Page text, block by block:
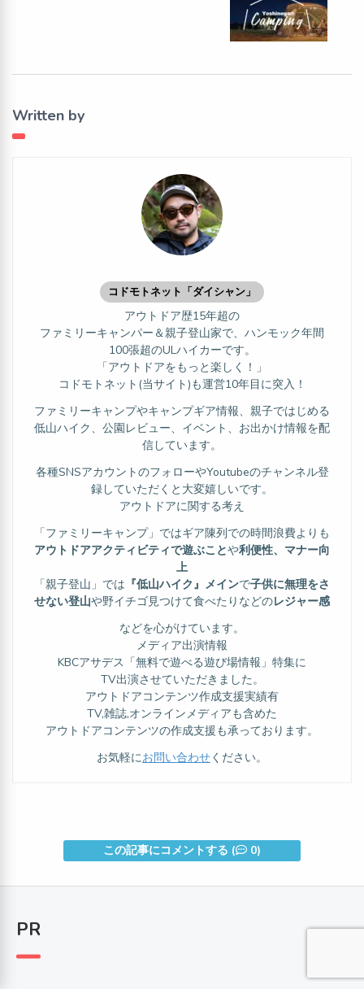
Written by
コドモトネット「ダイシャン」
アウトドア歴15年超の
ファミリーキャンパー＆親子登山家で、ハンモック年間
100張超のULハイカーです。
「アウトドアをもっと楽しく！」
コドモトネット(当サイト)も運営10年目に突入！
ファミリーキャンプやキャンプギア情報、親子ではじめる
低山ハイク、公園レビュー、イベント、お出かけ情報を配
信しています。
各種SNSアカウントのフォローやYoutubeのチャンネル登
録していただくと大変嬉しいです。
アウトドアに関する考え
「ファミリーキャンプ」ではギア陳列での時間浪費よりも
アウトドアアクティビティで遊ぶことや利便性、マナー向
上
「親子登山」では 『低山ハイク』メインで子供に無理をさ
せない登山や野イチゴ見つけて食べたりなどのレジャー感
などを心がけています。
メディア出演情報
KBCアサデス「無料で遊べる遊び場情報」特集に
TV出演させていただきました。
アウトドアコンテンツ作成支援実績有
TV,雑誌,オンラインメディアも含めた
アウトドアコンテンツの作成支援も承っております。
お気軽にお問い合わせください。
この記事にコメントする ( 0)
PR